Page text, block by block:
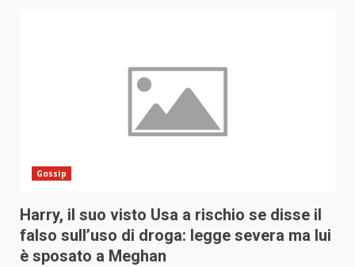
Gossip
Harry, il suo visto Usa a rischio se disse il
falso sull’uso di droga: legge severa ma lui
è sposato a Meghan